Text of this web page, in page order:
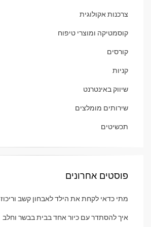
צרכנות אקולוגית
קוסמטיקה ומוצרי טיפוח
קורסים
קניות
שיווק באינטרנט
שירותים מומלצים
תכשיטים
פוסטים אחרונים
מתי כדאי לקחת את הילד לאבחון קשב וריכוז
איך להסתדר עם כיור אחד בבית בבשר וחלב